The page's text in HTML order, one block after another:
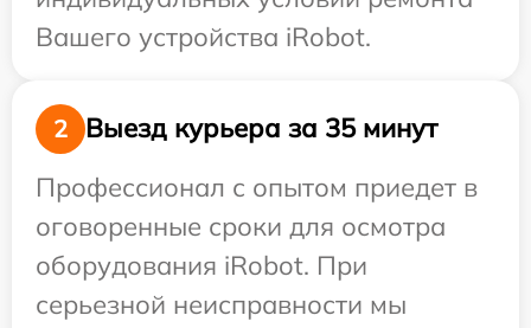
Вашего устройства iRobot.
2
Выезд курьера за 35 минут
Профессионал с опытом приедет в
оговоренные сроки для осмотра
оборудования iRobot. При
серьезной неисправности мы